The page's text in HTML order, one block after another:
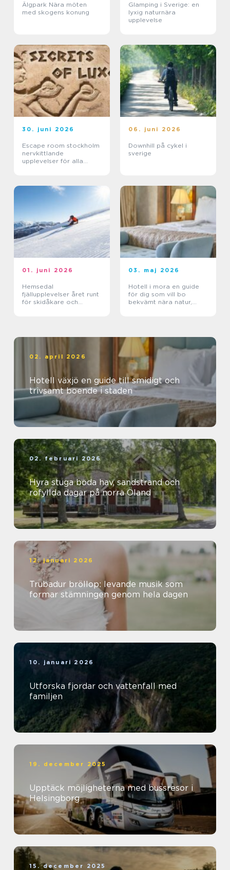
Älgpark Nära möten
med skogens konung
Glamping i Sverige: en
lyxig naturnära
upplevelse
30. juni 2026
Escape room stockholm
nervkittlande
upplevelser för alla
06. juni 2026
Downhill på cykel i
sverige
01. juni 2026
Hemsedal
fjällupplevelser året runt
för skidåkare och
03. maj 2026
Hotell i mora en guide
för dig som vill bo
bekvämt nära natur,
02. april 2026
Hotell växjö en guide till smidigt och
trivsamt boende i staden
02. februari 2026
Hyra stuga böda hav, sandstrand och
rofyllda dagar på norra Öland
12. januari 2026
Trubadur bröllop: levande musik som
formar stämningen genom hela dagen
10. januari 2026
Utforska fjordar och vattenfall med
familjen
19. december 2025
Upptäck möjligheterna med bussresor i
Helsingborg
15. december 2025